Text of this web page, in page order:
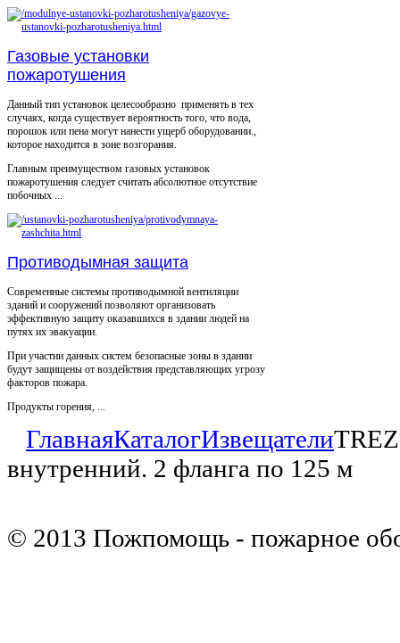
Газовые установки
пожаротушения
Данный тип установок целесообразно применять в тех
случаях, когда существует вероятность того, что вода,
порошок или пена могут нанести ущерб оборудовании.,
которое находится в зоне возгорания.
Главным преимуществом газовых установок
пожаротушения следует считать абсолютное отсутствие
побочных ...
Противодымная защита
Современные системы противодымной вентиляции
зданий и сооружений позволяют организовать
эффективную защиту оказавшихся в здании людей на
путях их эвакуации.
При участии данных систем безопасные зоны в здании
будут защищены от воздействия представляющих угрозу
факторов пожара.
Продукты горения, ...
ГлавнаяКаталогИзвещатели
внутренний. 2 фланга по 125 м
© 2013 Пожпомощь - пожарное